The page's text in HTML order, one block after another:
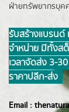
ฝ่ายทรัพยากรบุ
รับสร้างแบรนด์
จำหน่าย มีทั้งส
เวลาจัดส่ง 3-
ราคาปลีก-ส่ง
Email :